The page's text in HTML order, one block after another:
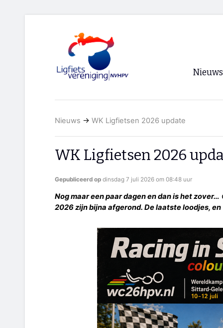
Nieuws
RSS
Nieuws → WK Ligfietsen 2026 update
WK Ligfietsen 2026
Gepubliceerd op dinsdag 7 juli 2026 om 08:48 uur
Nog maar een paar dagen en dan is het
2026 zijn bijna afgerond. De laatste loodjes,